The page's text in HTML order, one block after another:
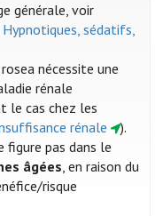
générale, voir
Hypnotiques, sédatifs,
nécessite une
rénale
le cas chez les
rénale
).
figure pas dans le
âgées, en raison du
risque